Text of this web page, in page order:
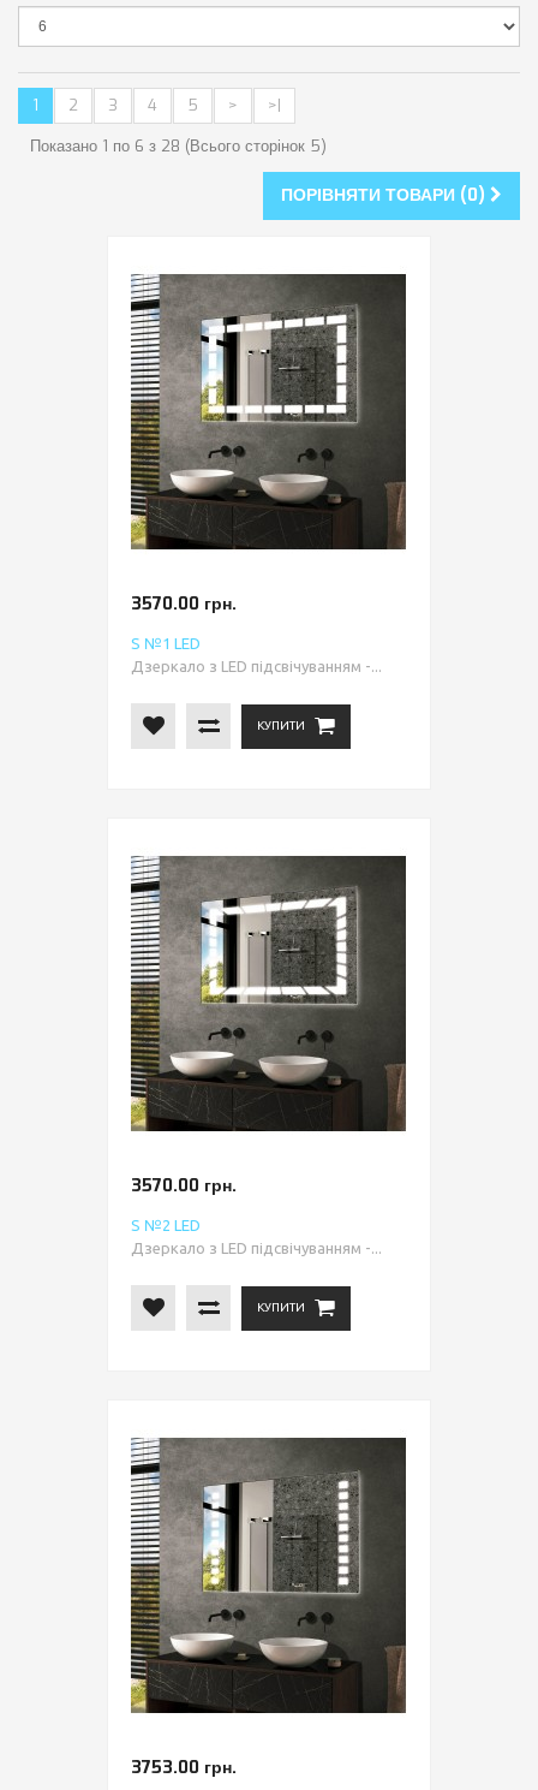
1 2 3 4 5 >
>|
Показано 1 по 6 з 28 (Всього сторінок 5)
ПОРІВНЯТИ ТОВАРИ (0)
3570.00 грн.
S №1 LED
Дзеркало з LED підсвічуванням -...
КУПИТИ
3570.00 грн.
S №2 LED
Дзеркало з LED підсвічуванням -...
КУПИТИ
3753.00 грн.